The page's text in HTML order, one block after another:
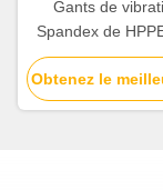
Gants de
Spandex de
saisissent m
résistance à
Obtenez le